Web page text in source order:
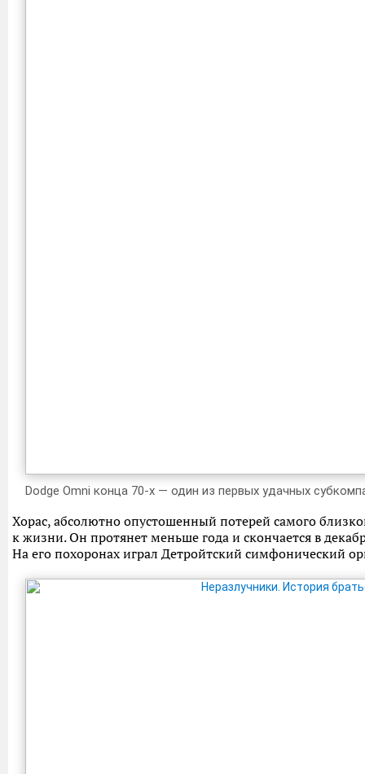
Dodge Omni конца 70-х — один из первых удачных
Хорас, абсолютно опустошенный потерей самого
к жизни. Он протянет меньше года и скончается в
На его похоронах играл Детройтский симфонический